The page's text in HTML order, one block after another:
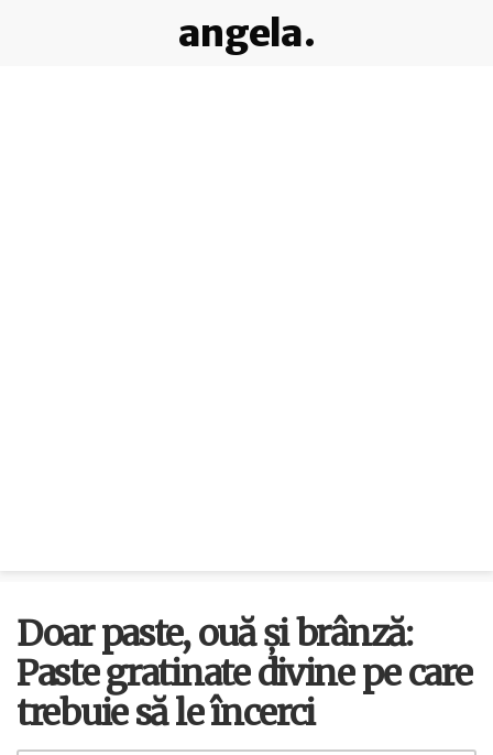
angela.
Doar paste, ouă și brânză:
Paste gratinate divine pe care
trebuie să le încerci